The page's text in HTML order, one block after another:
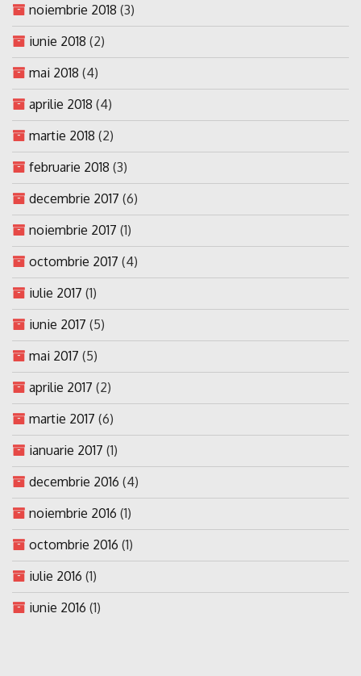
noiembrie 2018 (3)
iunie 2018 (2)
mai 2018 (4)
aprilie 2018 (4)
martie 2018 (2)
februarie 2018 (3)
decembrie 2017 (6)
noiembrie 2017 (1)
octombrie 2017 (4)
iulie 2017 (1)
iunie 2017 (5)
mai 2017 (5)
aprilie 2017 (2)
martie 2017 (6)
ianuarie 2017 (1)
decembrie 2016 (4)
noiembrie 2016 (1)
octombrie 2016 (1)
iulie 2016 (1)
iunie 2016 (1)